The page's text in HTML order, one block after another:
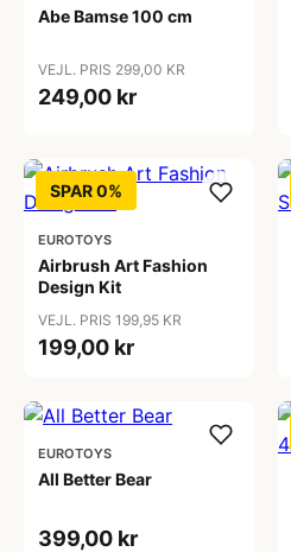
Abe Bamse 100 cm
VEJL. PRIS 299,00 KR
249,00 kr
SPAR 0%
EUROTOYS
Airbrush Art Fashion
Design Kit
VEJL. PRIS 199,95 KR
199,00 kr
EUROTOYS
All Better Bear
399,00 kr